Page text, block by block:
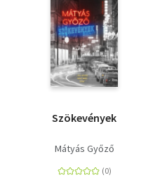
Szökevények
Mátyás Győző